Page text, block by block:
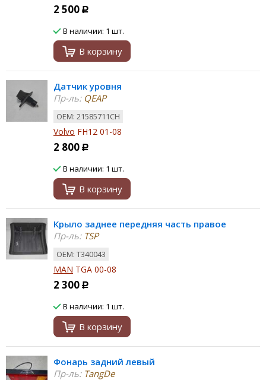
2 500 Р
В наличии: 1 шт.
В корзину
Датчик уровня
Пр-ль:QEAP
ОЕМ: 21585711CH
Volvo FH12 01-08
2 800 Р
В наличии: 1 шт.
В корзину
Крыло заднее передняя часть правое
Пр-ль:TSP
ОЕМ: T340043
MAN TGA 00-08
2 300 Р
В наличии: 1 шт.
В корзину
Фонарь задний левый
Пр-ль:TangDe